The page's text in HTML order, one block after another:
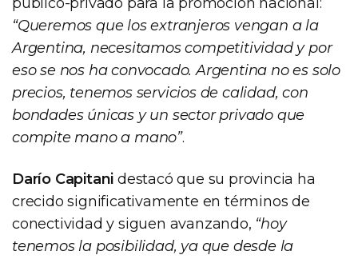
público-privado para la promoción nacional:
“Queremos que los extranjeros vengan a la
Argentina, necesitamos competitividad y por
eso se nos ha convocado. Argentina no es solo
precios, tenemos servicios de calidad, con
bondades únicas y un sector privado que
compite mano a mano”.
Darío Capitani destacó que su provincia ha
crecido significativamente en términos de
conectividad y siguen avanzando, “hoy
tenemos la posibilidad, ya que desde la